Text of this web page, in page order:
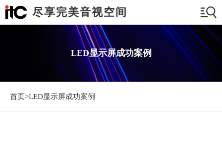
尽享完美音视空间
LED显示屏成功案例
首页>LED显示屏成功案例